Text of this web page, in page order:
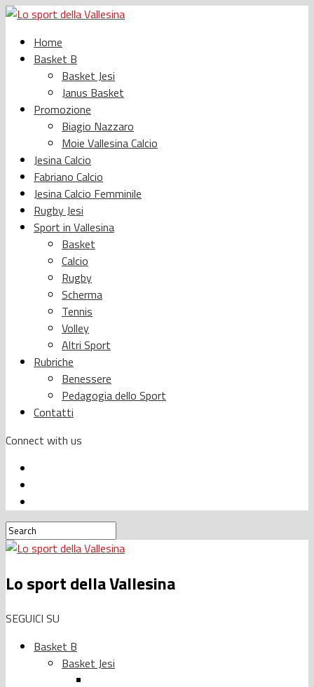
Home
Basket B
Basket Jesi
Janus Basket
Promozione
Biagio Nazzaro
Moie Vallesina Calcio
Jesina Calcio
Fabriano Calcio
Jesina Calcio Femminile
Rugby Jesi
Sport in Vallesina
Basket
Calcio
Rugby
Scherma
Tennis
Volley
Altri Sport
Rubriche
Benessere
Pedagogia dello Sport
Contatti
Connect with us
Lo sport della Vallesina
SEGUICI SU
Basket B
Basket Jesi